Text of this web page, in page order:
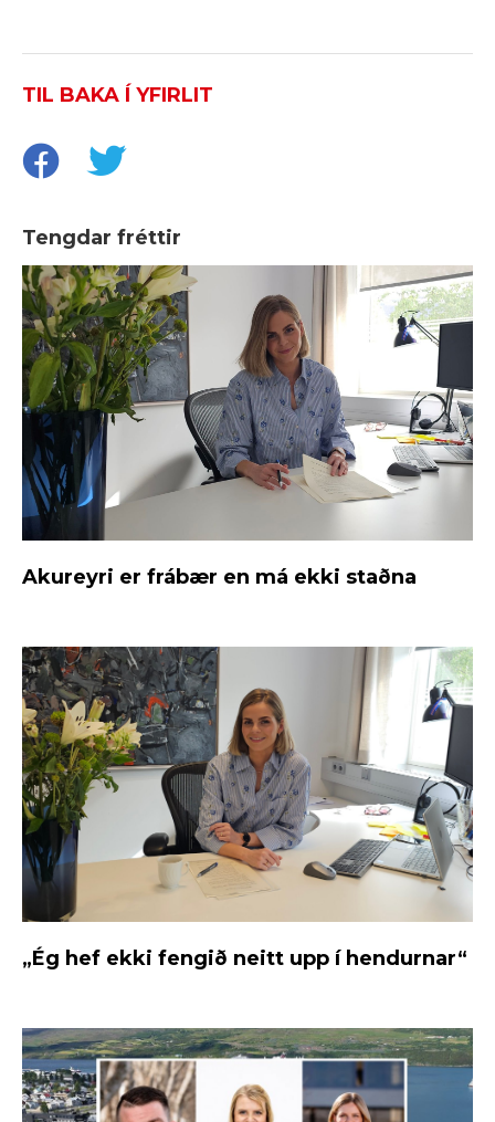
TIL BAKA Í YFIRLIT
Tengdar fréttir
Akureyri er frábær en má ekki staðna
„Ég hef ekki fengið neitt upp í hendurnar“